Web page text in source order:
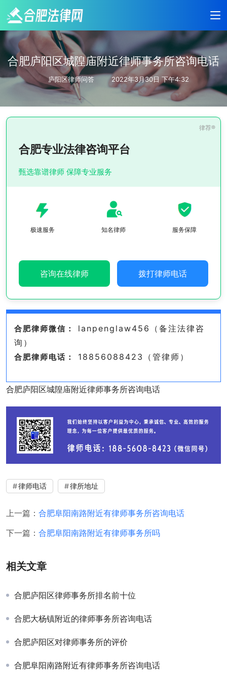
合肥庐阳区城隍庙附近律师事务所咨询电话
庐阳区律师问答 2022年3月30日 下午4:32
合肥专业法律咨询平台
甄选靠谱律师 保障专业服务
极速服务 知名律师 服务保障
咨询在线律师 拨打律师电话
合肥律师微信：
lanpenglaw456（备注法律咨
询）
合肥律师电话： 18856088423（管律师）
合肥庐阳区城隍庙附近律师事务所咨询电话
律师电话 律所地址
上一篇： 合肥阜阳南路附近有律师事务所咨询电话
下一篇： 合肥阜阳南路附近有律师事务所吗
相关文章
合肥庐阳区律师事务所排名前十位
合肥大杨镇附近的律师事务所咨询电话
合肥庐阳区对律师事务所的评价
合肥阜阳南路附近有律师事务所咨询电话